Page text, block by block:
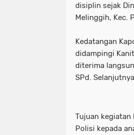
disiplin sejak
Melinggih, Kec.
Kedatangan
didampingi
diterima
SPd.
Tujuan
Polisi kepada